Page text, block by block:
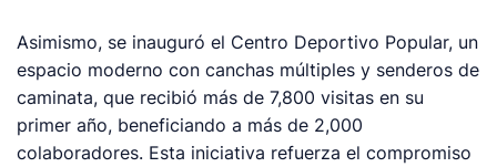
Asimismo, se inauguró el Centro Deportivo Popular, un
espacio moderno con canchas múltiples y senderos de
caminata, que recibió más de 7,800 visitas en su
primer año, beneficiando a más de 2,000
colaboradores. Esta iniciativa refuerza el compromiso